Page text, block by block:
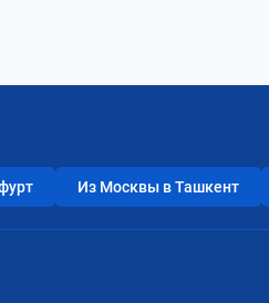
Из Москвы в Ташкент